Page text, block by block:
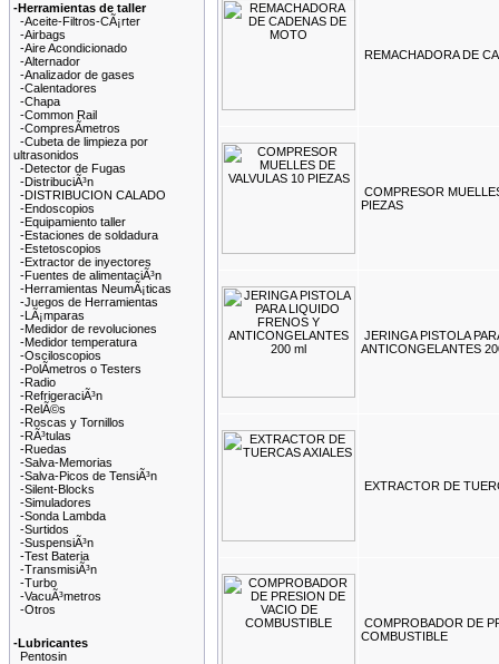
-Herramientas de taller
-Aceite-Filtros-CÃ¡rter
-Airbags
-Aire Acondicionado
-Alternador
-Analizador de gases
-Calentadores
-Chapa
-Common Rail
-CompresÃ­metros
-Cubeta de limpieza por
ultrasonidos
-Detector de Fugas
-DistribuciÃ³n
-DISTRIBUCION CALADO
-Endoscopios
-Equipamiento taller
-Estaciones de soldadura
-Estetoscopios
-Extractor de inyectores
-Fuentes de alimentaciÃ³n
-Herramientas NeumÃ¡ticas
-Juegos de Herramientas
-LÃ¡mparas
-Medidor de revoluciones
-Medidor temperatura
-Osciloscopios
-PolÃ­metros o Testers
-Radio
-RefrigeraciÃ³n
-RelÃ©s
-Roscas y Tornillos
-RÃ³tulas
-Ruedas
-Salva-Memorias
-Salva-Picos de TensiÃ³n
-Silent-Blocks
-Simuladores
-Sonda Lambda
-Surtidos
-SuspensiÃ³n
-Test Bateria
-TransmisiÃ³n
-Turbo
-VacuÃ³metros
-Otros
-Lubricantes
Pentosin
REMACHADORA DE
COMPRESOR
PIEZAS
JERINGA PISTOLA
ANTICONGELANTES
EXTRACTOR DE
COMPROBADOR DE
COMBUSTIBLE